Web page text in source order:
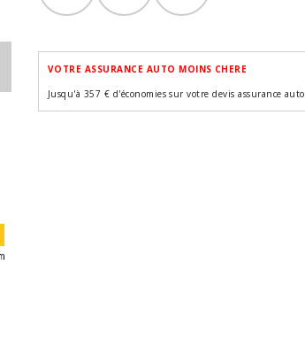
VOTRE ASSURANCE AUTO MOINS CHERE
Jusqu'à 357 € d'économies sur votre devis assurance auto